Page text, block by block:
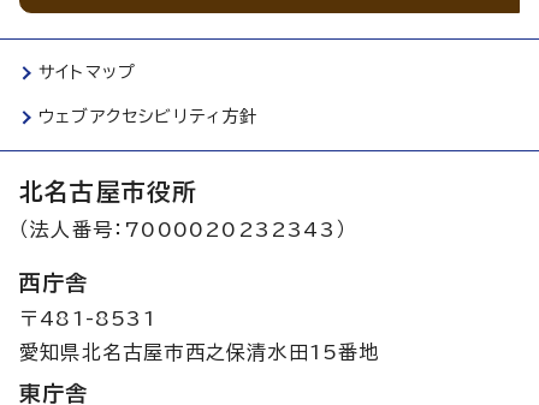
サイトマップ
ウェブアクセシビリティ方針
北名古屋市役所
（法人番号：7000020232343）
西庁舎
〒481-8531
愛知県北名古屋市西之保清水田15番地
東庁舎